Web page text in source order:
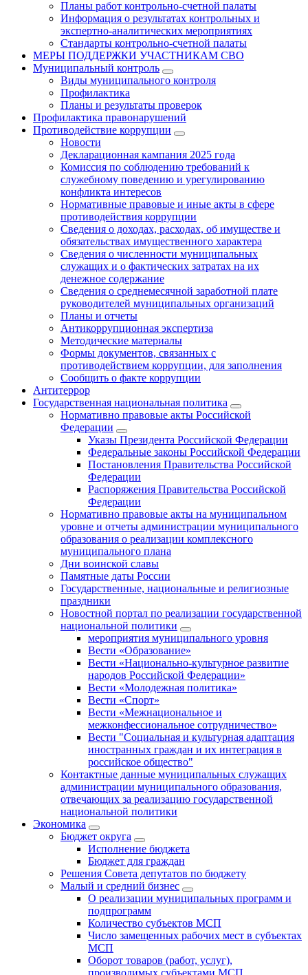
Планы работ контрольно-счетной палаты
Информация о результатах контрольных и
экспертно-аналитических мероприятиях
Стандарты контрольно-счетной палаты
МЕРЫ ПОДДЕРЖКИ УЧАСТНИКАМ СВО
Муниципальный контроль
Виды муниципального контроля
Профилактика
Планы и результаты проверок
Профилактика правонарушений
Противодействие коррупции
Новости
Декларационная кампания 2025 года
Комиссия по соблюдению требований к
служебному поведению и урегулированию
конфликта интересов
Нормативные правовые и иные акты в сфере
противодействия коррупции
Сведения о доходах, расходах, об имуществе и
обязательствах имущественного характера
Сведения о численности муниципальных
служащих и о фактических затратах на их
денежное содержание
Сведения о среднемесячной заработной плате
руководителей муниципальных организаций
Планы и отчеты
Антикоррупционная экспертиза
Методические материалы
Формы документов, связанных с
противодействием коррупции, для заполнения
Сообщить о факте коррупции
Антитеррор
Государственная национальная политика
Нормативно правовые акты Российской
Федерации
Указы Президента Российской Федерации
Федеральные законы Российской Федерации
Постановления Правительства Российской
Федерации
Распоряжения Правительства Российской
Федерации
Нормативно правовые акты на муниципальном
уровне и отчеты администрации муниципального
образования о реализации комплексного
муниципального плана
Дни воинской славы
Памятные даты России
Государственные, национальные и религиозные
праздники
Новостной портал по реализации государственной
национальной политики
мероприятия муниципального уровня
Вести «Образование»
Вести «Национально-культурное развитие
народов Российской Федерации»
Вести «Молодежная политика»
Вести «Спорт»
Вести «Межнациональное и
межконфессиональное сотрудничество»
Вести "Социальная и культурная адаптация
иностранных граждан и их интеграция в
российское общество"
Контактные данные муниципальных служащих
администрации муниципального образования,
отвечающих за реализацию государственной
национальной политики
Экономика
Бюджет округa
Исполнение бюджета
Бюджет для граждан
Решения Совета депутатов по бюджету
Малый и средний бизнес
О реализации муниципальных программ и
подпрограмм
Количество субъектов МСП
Число замещенных рабочих мест в субъектах
МСП
Оборот товаров (работ, услуг),
производимых субъектами МСП